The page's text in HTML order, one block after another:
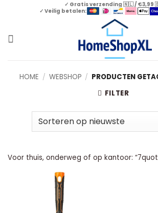
✓ Gratis verzending 🇳🇱 / €3,99
✓ Veilig betalen:
HOME / WEBSHOP / PRODUCTEN
FILTER
Voor thuis, onderweg of op kantoor: